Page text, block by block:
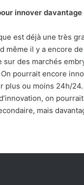
innover davantage
est déjà une très
même il y a encore
sur des marchés
pourrait encore
plus ou moins 24h/
on
mais